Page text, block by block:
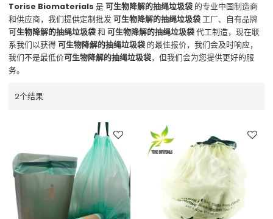
Torise Biomaterials 是可生物降解的抽绳垃圾袋 的专业中国制造商
和供应商，我们提供定制批发可生物降解的抽绳垃圾袋工厂、自有品牌
可生物降解的抽绳垃圾袋和可生物降解的抽绳垃圾袋代工制造，现在联
系我们以获得可生物降解的抽绳垃圾袋 的最佳报价，我们会及时响应，
我们不是最低价可生物降解的抽绳垃圾袋，但我们会为您提供更好的服
务。
2个结果